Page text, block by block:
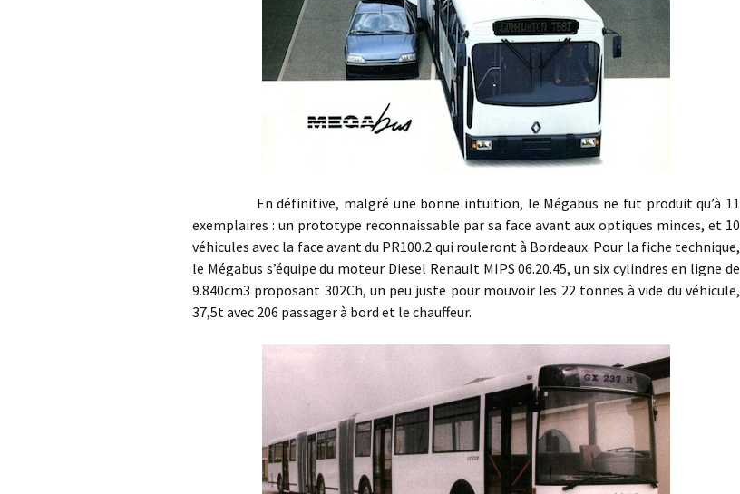
En définitive, malgré une bonne intuition, le Mégabus ne fut produit qu’à 11
exemplaires : un prototype reconnaissable par sa face avant aux optiques minces, et 10
véhicules avec la face avant du PR100.2 qui rouleront à Bordeaux. Pour la fiche technique,
le Mégabus s’équipe du moteur Diesel Renault MIPS 06.20.45, un six cylindres en ligne de
9.840cm3 proposant 302Ch, un peu juste pour mouvoir les 22 tonnes à vide du véhicule,
37,5t avec 206 passager à bord et le chauffeur.